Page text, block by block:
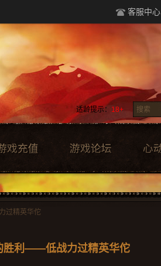
客服中心
适龄提示： 18+
过精英华佗
胜利——低战力过精英华佗